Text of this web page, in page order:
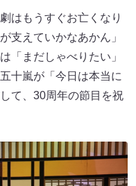
はもうすぐお亡くなり
支えていかなあかん」
「まだしゃべりたい」
十嵐が「今日は本当に
て、30周年の節目を祝